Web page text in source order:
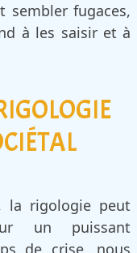
sembler fugaces,
à les saisir et à
la rigologie peut
un puissant
de crise, nous